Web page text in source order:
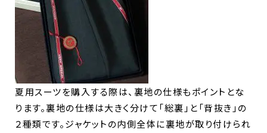
夏用スーツを購入する際は、裏地の仕様もポイントとな
ります。裏地の仕様は大きく分けて「総裏」と「背抜き」の
２種類です。ジャケットの内側全体に裏地が取り付けられ